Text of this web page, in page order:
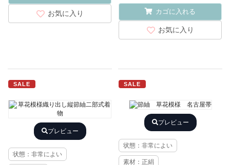
お気に入り カゴに入れる
お気に入り
SALE
プレビュー
状態：非常によい
SALE
プレビュー
状態：非常によい
素材：正絹